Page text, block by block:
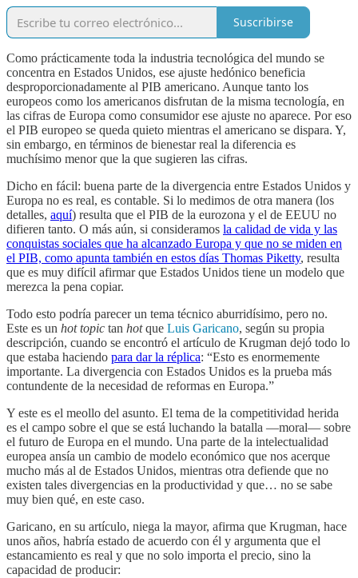
Suscribirse
Como prácticamente toda la industria tecnológica del mundo se
concentra en Estados Unidos, ese ajuste hedónico beneficia
desproporcionadamente al PIB americano. Aunque tanto los
europeos como los americanos disfrutan de la misma tecnología, en
las cifras de Europa como consumidor ese ajuste no aparece. Por eso
el PIB europeo se queda quieto mientras el americano se dispara. Y,
sin embargo, en términos de bienestar real la diferencia es
muchísimo menor que la que sugieren las cifras.
Dicho en fácil: buena parte de la divergencia entre Estados Unidos y
Europa no es real, es contable. Si lo medimos de otra manera (los
detalles, aquí) resulta que el PIB de la eurozona y el de EEUU no
difieren tanto. O más aún, si consideramos la calidad de vida y las
conquistas sociales que ha alcanzado Europa y que no se miden en
el PIB, como apunta también en estos días Thomas Piketty, resulta
que es muy difícil afirmar que Estados Unidos tiene un modelo que
merezca la pena copiar.
Todo esto podría parecer un tema técnico aburridísimo, pero no.
Este es un hot topic tan hotque Luis Garicano, según su propia
descripción, cuando se encontró el artículo de Krugman dejó todo lo
que estaba haciendo para dar la réplica: “Esto es enormemente
importante. La divergencia con Estados Unidos es la prueba más
contundente de la necesidad de reformas en Europa.”
Y este es el meollo del asunto. El tema de la competitividad herida
es el campo sobre el que se está luchando la batalla —moral— sobre
el futuro de Europa en el mundo. Una parte de la intelectualidad
europea ansía un cambio de modelo económico que nos acerque
mucho más al de Estados Unidos, mientras otra defiende que no
existen tales divergencias en la productividad y que… no se sabe
muy bien qué, en este caso.
Garicano, en su artículo, niega la mayor, afirma que Krugman, hace
unos años, habría estado de acuerdo con él y argumenta que el
estancamiento es real y que no solo importa el precio, sino la
capacidad de producir: